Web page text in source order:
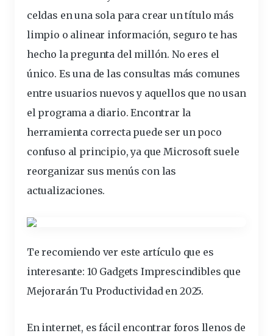
celdas en una sola para crear un título más
limpio o alinear información, seguro te has
hecho la pregunta del millón. No eres el
único. Es una de las consultas más comunes
entre usuarios nuevos y aquellos que no usan
el programa a diario. Encontrar la
herramienta correcta puede ser un poco
confuso al principio, ya que Microsoft suele
reorganizar sus menús con las
actualizaciones.
Te recomiendo ver este artículo que es
interesante: 10 Gadgets Imprescindibles que
Mejorarán Tu Productividad en 2025.
En internet, es fácil encontrar foros llenos de